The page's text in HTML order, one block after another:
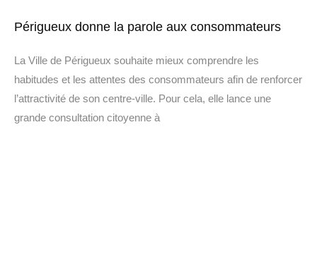
Périgueux donne la parole aux consommateurs
La Ville de Périgueux souhaite mieux comprendre les
habitudes et les attentes des consommateurs afin de renforcer
l’attractivité de son centre-ville. Pour cela, elle lance une
grande consultation citoyenne à